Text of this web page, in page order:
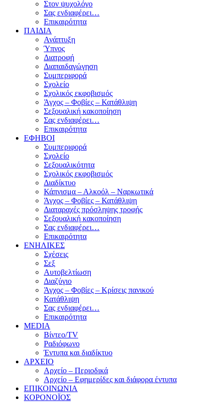
Στον ψυχολόγο
Σας ενδιαφέρει…
Επικαιρότητα
ΠΑΙΔΙΑ
Ανάπτυξη
Ύπνος
Διατροφή
Διαπαιδαγώγηση
Συμπεριφορά
Σχολείο
Σχολικός εκφοβισμός
Άγχος – Φοβίες – Κατάθλιψη
Σεξουαλική κακοποίηση
Σας ενδιαφέρει…
Επικαιρότητα
ΕΦΗΒΟΙ
Συμπεριφορά
Σχολείο
Σεξουαλικότητα
Σχολικός εκφοβισμός
Διαδίκτυο
Κάπνισμα – Αλκοόλ – Ναρκωτικά
Άγχος – Φοβίες – Κατάθλιψη
Διαταραχές πρόσληψης τροφής
Σεξουαλική κακοποίηση
Σας ενδιαφέρει…
Επικαιρότητα
ΕΝΗΛΙΚΕΣ
Σχέσεις
Σεξ
Αυτοβελτίωση
Διαζύγιο
Άγχος – Φοβίες – Κρίσεις πανικού
Κατάθλιψη
Σας ενδιαφέρει…
Επικαιρότητα
MEDIA
Βίντεο/TV
Ραδιόφωνο
Έντυπα και διαδίκτυο
ΑΡΧΕΙΟ
Αρχείο – Περιοδικά
Αρχείο – Εφημερίδες και διάφορα έντυπα
ΕΠΙΚΟΙΝΩΝΙΑ
ΚΟΡΟΝΟΪΟΣ